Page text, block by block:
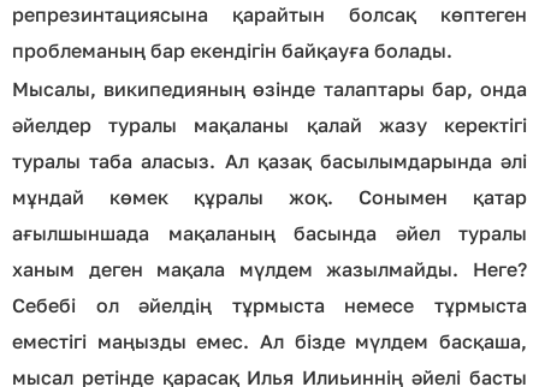
репрезинтациясына қарайтын болсақ көптеген
проблеманың бар екендігін байқауға болады.
Мысалы, википедияның өзінде талаптары бар, онда
әйелдер туралы мақаланы қалай жазу керектігі
туралы таба аласыз. Ал қазақ басылымдарында әлі
мұндай көмек құралы жоқ. Сонымен қатар
ағылшыншада мақаланың басында әйел туралы
ханым деген мақала мүлдем жазылмайды. Неге?
Себебі ол әйелдің тұрмыста немесе тұрмыста
еместігі маңызды емес. Ал бізде мүлдем басқаша,
мысал ретінде қарасақ Илья Илиьиннің әйелі басты